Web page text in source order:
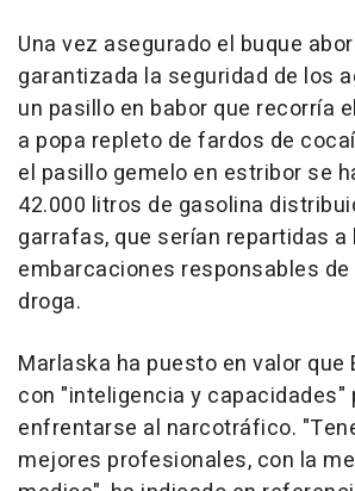
Una vez asegurado el buque
garantizada la seguridad de los
un pasillo en babor que recorría
a popa repleto de fardos de
el pasillo gemelo en estribor se
42.000 litros de gasolina
garrafas, que serían repartidas a
embarcaciones responsables
droga.
Marlaska ha puesto en valor que
con "inteligencia y capacidades"
enfrentarse al narcotráfico.
mejores profesionales, con la